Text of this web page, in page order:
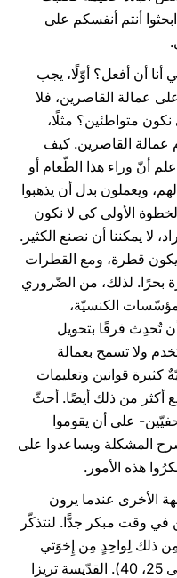
أنتم أنفسكم على
أنا أن أفعل؟ أوّلًا، يجب
عمالة القاصرين، فلا
متواطئين؟ مثلًا،
عمالة القاصرين. كيف
أنّ وراء هذا الطّعام أو
ويعملون بدل أن يذهبوا
الأولى كي لا نكون
لا يمكننا أن نصنع الكثير.
قطرة، ومع القطرات
بحرًا. لذلك، من الضّروري
الكنسيّة،
تُحدِث فرقًا بتحويل
ولا تسمح بعمالة
قوانين وتعليمات
أكثر من ذلك أيضًا. أحثّ
على أن يقوموا
المشكلة ويساعدوا على
هذه الأمور.
الأخرى عندما يرون
في وقت مبكر جدًّا. لنتذكّر
ذلك لِواحِدٍ مِن إِخوَتي
هؤُلاءِ الصِّغار، فلي قد صَنَعتُموه" (متّى 25، 40). القدّيسة تريزا